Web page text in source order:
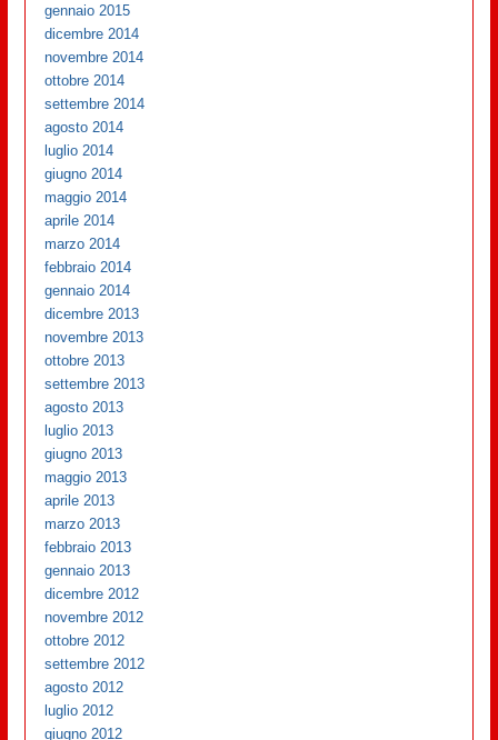
gennaio 2015
dicembre 2014
novembre 2014
ottobre 2014
settembre 2014
agosto 2014
luglio 2014
giugno 2014
maggio 2014
aprile 2014
marzo 2014
febbraio 2014
gennaio 2014
dicembre 2013
novembre 2013
ottobre 2013
settembre 2013
agosto 2013
luglio 2013
giugno 2013
maggio 2013
aprile 2013
marzo 2013
febbraio 2013
gennaio 2013
dicembre 2012
novembre 2012
ottobre 2012
settembre 2012
agosto 2012
luglio 2012
giugno 2012